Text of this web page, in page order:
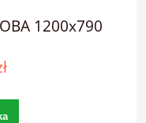
1200x790